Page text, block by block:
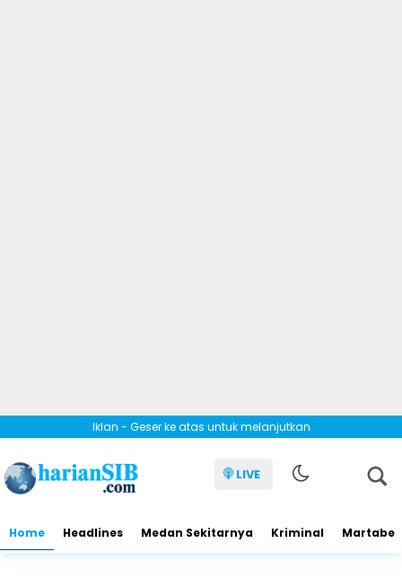
Iklan - Geser ke atas untuk melanjutkan
LIVE
Home Headlines Medan Sekitarnya Kriminal Martabe